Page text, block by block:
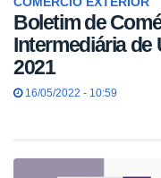
Boletim de
Intermediária de
2021
16/05/2022 - 10:59